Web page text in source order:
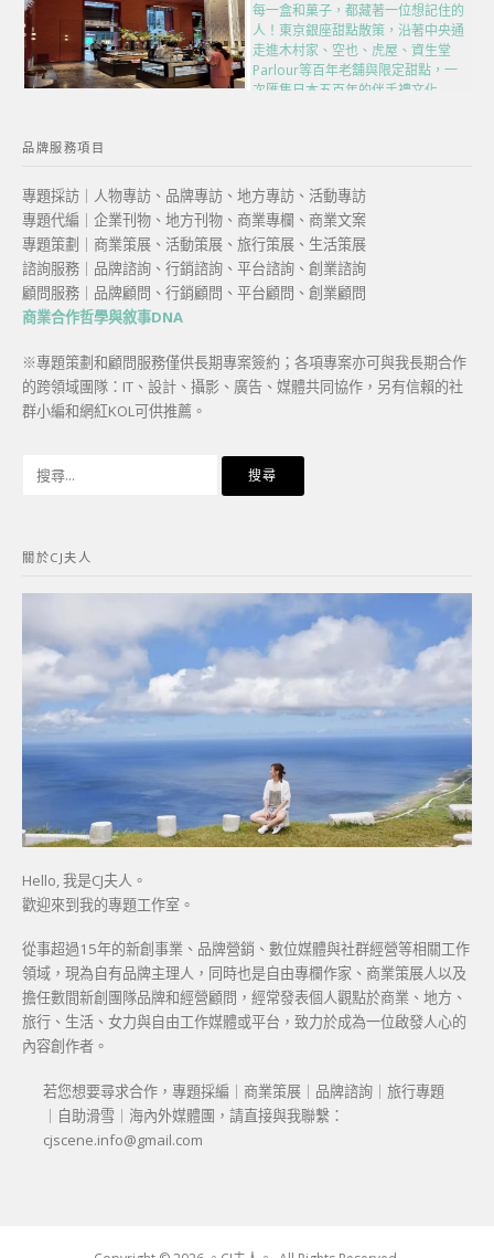
每一盒和菓子，都藏著一位想記住的
人！東京銀座甜點散策，沿著中央通
走進木村家、空也、虎屋、資生堂
Parlour等百年老舖與限定甜點，一
次匯集日本五百年的伴手禮文化
品牌服務項目
專題採訪｜人物專訪、品牌專訪、地方專訪、活動專訪
專題代編｜企業刊物、地方刊物、商業專欄、商業文案
專題策劃｜商業策展、活動策展、旅行策展、生活策展
諮詢服務｜品牌諮詢、行銷諮詢、平台諮詢、創業諮詢
顧問服務｜品牌顧問、行銷顧問、平台顧問、創業顧問
商業合作哲學與敘事DNA
※專題策劃和顧問服務僅供長期專案簽約；各項專案亦可與我長期合作
的跨領域團隊：IT、設計、攝影、廣告、媒體共同協作，另有信賴的社
群小編和網紅KOL可供推薦。
字:
關於CJ夫人
Hello, 我是CJ夫人。
歡迎來到我的專題工作室。
從事超過15年的新創事業、品牌營銷、數位媒體與社群經營等相關工作
領域，現為自有品牌主理人，同時也是自由專欄作家、商業策展人以及
擔任數間新創團隊品牌和經營顧問，經常發表個人觀點於商業、地方、
旅行、生活、女力與自由工作媒體或平台，致力於成為一位啟發人心的
內容創作者。
若您想要尋求合作，專題採編｜商業策展｜品牌諮詢｜旅行專題
｜自助滑雪｜海內外媒體團，請直接與我聯繫：
cjscene.info@gmail.com